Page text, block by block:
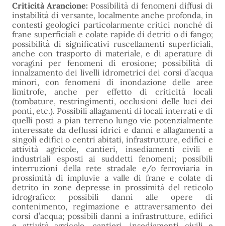
Criticità Arancione: Possibilità di fenomeni diffusi di
instabilità di versante, localmente anche profonda, in
contesti geologici particolarmente critici nonché di
frane superficiali e colate rapide di detriti o di fango;
possibilità di significativi ruscellamenti superficiali,
anche con trasporto di materiale, e di aperature di
voragini per fenomeni di erosione; possibilità di
innalzamento dei livelli idrometrici dei corsi d’acqua
minori, con fenomeni di inondazione delle aree
limitrofe, anche per effetto di criticità locali
(tombature, restringimenti, occlusioni delle luci dei
ponti, etc.). Possibili allagamenti di locali interrati e di
quelli posti a pian terreno lungo vie potenzialmente
interessate da deflussi idrici e danni e allagamenti a
singoli edifici o centri abitati, infrastrutture, edifici e
attività agricole, cantieri, insediamenti civili e
industriali esposti ai suddetti fenomeni; possibili
interruzioni della rete stradale e/o ferroviaria in
prossimità di impluvie a valle di frane e colate di
detrito in zone depresse in prossimità del reticolo
idrografico; possibili danni alle opere di
contenimento, regimazione e attraversamento dei
corsi d’acqua; possibili danni a infrastrutture, edifici